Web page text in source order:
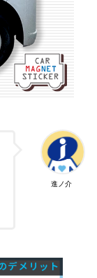
進ノ介